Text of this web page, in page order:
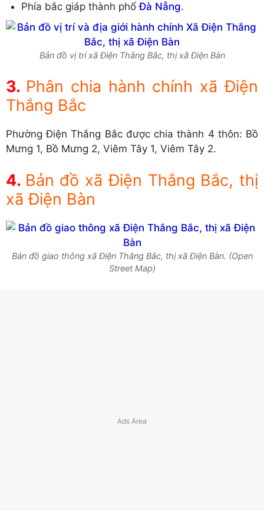
Phía bắc giáp thành phốĐà Nẵng.
Bản đồ vị trí xã Điện Thắng Bắc, thị xã Điện Bàn
Phân chia hành chính xã Điện
Thắng Bắc
Phường Điện Thắng Bắc được chia thành 4 thôn: Bồ
Mưng 1, Bồ Mưng 2, Viêm Tây 1, Viêm Tây 2.
Bản đồ xã Điện Thắng Bắc, thị
xã Điện Bàn
Bản đồ giao thông xã Điện Thắng Bắc, thị xã Điện Bàn. (Open
Street Map)